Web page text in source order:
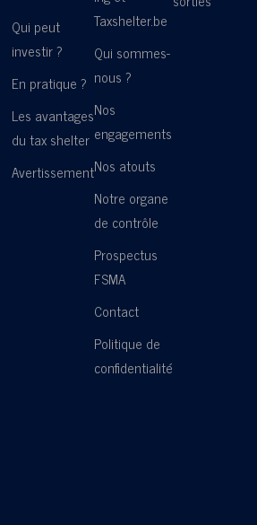
Qui peut
investir ?
En pratique ?
Les avantages
du tax shelter
Avertissement
Taxshelter.be
Qui sommes-
nous ?
Nos
engagements
Nos atouts
Notre organe
de contrôle
Prospectus
FSMA
Contact
Politique de
confidentialité